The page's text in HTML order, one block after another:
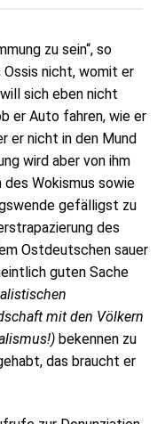
zu sein“, so
Ossis nicht, womit er
sich eben nicht
er Auto fahren, wie er
er nicht in den Mund
wird aber von ihm
Wokismus sowie
gefälligst zu
des
Ostdeutschen sauer
guten Sache
mit den Völkern
bekennen zu
das braucht er